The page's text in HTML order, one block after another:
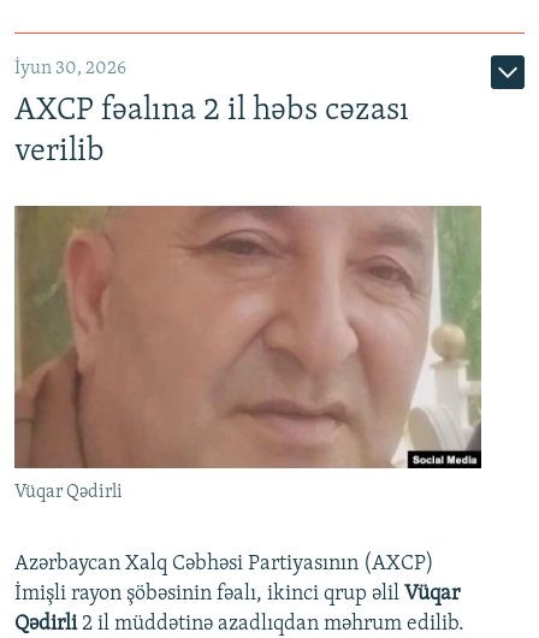
İyun 30, 2026
AXCP fəalına 2 il həbs cəzası
verilib
Vüqar Qədirli
Azərbaycan Xalq Cəbhəsi Partiyasının (AXCP)
İmişli rayon şöbəsinin fəalı, ikinci qrup əlil Vüqar
Qədirli2 il müddətinə azadlıqdan məhrum edilib.